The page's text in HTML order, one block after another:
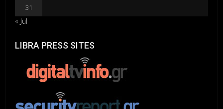
31
« Jul
LIBRA PRESS SITES